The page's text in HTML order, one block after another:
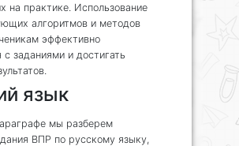
на практике. Использование
алгоритмов и методов
эффективно
с заданиями и достигать
язык
мы разберем
ВПР по русскому языку,